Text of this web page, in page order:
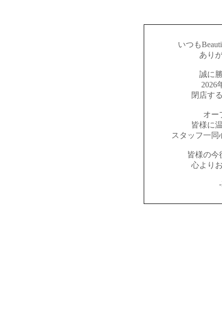
いつも
あり
誠に
2026
閉店す
オー
皆様に
スタッフ一
皆様の今
心より